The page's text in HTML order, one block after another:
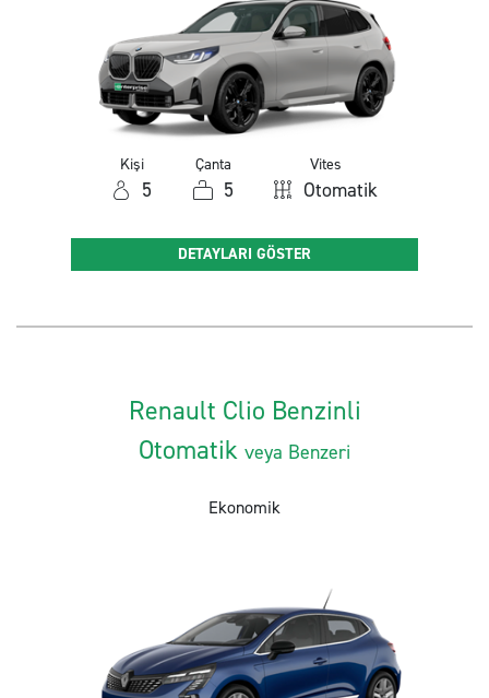
Kişi
5
Çanta
5
Vites
Otomatik
DETAYLARI GÖSTER
Renault Clio Benzinli
Otomatik veya Benzeri
Ekonomik